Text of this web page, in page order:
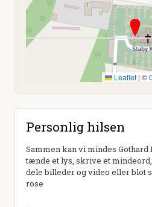
Leaflet | ©
Personlig hilsen
Sammen kan vi mindes Gothard
tænde et lys, skrive et mindeord,
dele billeder og video eller blot
rose